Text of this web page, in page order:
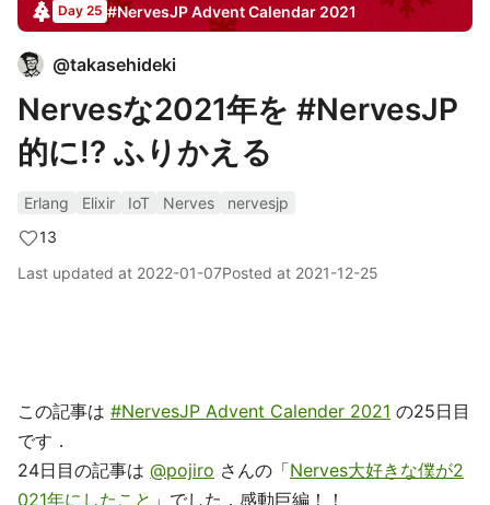
Day 25 #NervesJPAdvent Calendar 2021
@takasehideki
Nervesな2021年を #NervesJP
的に!? ふりかえる
Erlang Elixir IoT Nerves
nervesjp
13
Last updated at 2022-01-07Posted at 2021-12-25
この記事は #NervesJP Advent Calender 2021 の25日目
です．
24日目の記事は @pojiro さんの「Nerves大好きな僕が2
021年にしたこと 」でした．感動巨編！！